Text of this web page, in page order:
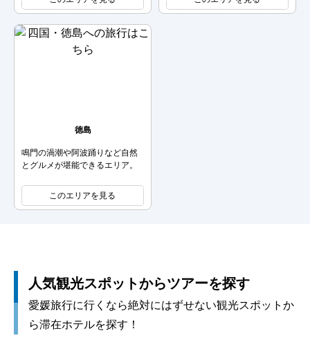
徳島
鳴門の渦潮や阿波踊りなど自然
とグルメが堪能できるエリア。
このエリアを見る
人気観光スポットからツアーを探す
愛媛旅行に行くなら絶対にはずせない観光スポットか
ら滞在ホテルを探す！